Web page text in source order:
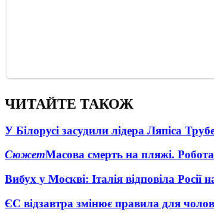
ЧИТАЙТЕ ТАКОЖ
У Білорусі засудили лідера Ляпіса
СюжетМасова смерть на пляжі.
Вибух у Москві: Італія відповіла Росії
ЄС відзавтра змінює правила для